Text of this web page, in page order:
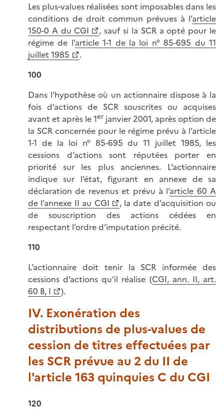
Les plus-values réalisées sont imposables dans les
conditions de droit commun prévues à l’article
150-0 A du CGI
, sauf si la SCR a opté pour le
régime de l’article 1-1 de la loi n° 85-695 du 11
juillet 1985
.
100
Dans l’hypothèse où un actionnaire dispose à la
fois d’actions de SCR souscrites ou acquises
avant et après le 1er janvier 2001, après option de
la SCR concernée pour le régime prévu à l’article
1-1 de la loi n° 85-695 du 11 juillet 1985, les
cessions d’actions sont réputées porter en
priorité sur les plus anciennes. L’actionnaire
indique sur l’état, figurant en annexe de sa
déclaration de revenus et prévu à l’article 60 A
de l’annexe II au CGI
, la date d’acquisition ou
de souscription des actions cédées en
respectant l’ordre d’imputation précité.
110
L’actionnaire doit tenir la SCR informée des
cessions d’actions qu’il réalise (CGI, ann. II, art.
60 B, I
).
IV. Exonération des
distributions de plus-values de
cession de titres effectuées par
les SCR prévue au 2 du II de
l'article 163 quinquies C du CGI
120